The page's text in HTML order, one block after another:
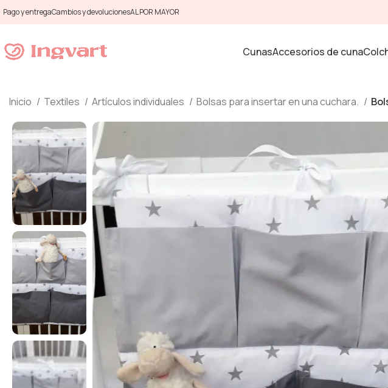
Pago y entregaCambios y devolucionesAL POR MAYOR
CunasAccesorios de cuna
Inicio Textiles Artículos individuales Bolsas para insertar en una cuchara.